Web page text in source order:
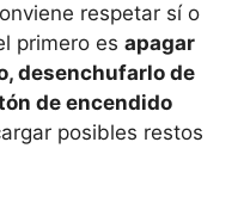
respetar sí o
primero es apagar
desenchufarlo de
de encendido
posibles restos